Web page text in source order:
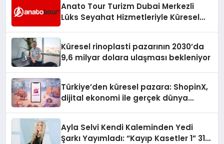
Anato Tour Turizm Dubai Merkezli
Lüks Seyahat Hizmetleriyle Küresel
Küresel rinoplasti pazarının 2030’da
9,6 milyar dolara ulaşması bekleniyor
Türkiye’den küresel pazara: ShopinX,
dijital ekonomi ile gerçek dünya
Ayla Selvi Kendi Kaleminden Yedi
Şarkı Yayımladı: “Kayıp Kasetler 1” 31